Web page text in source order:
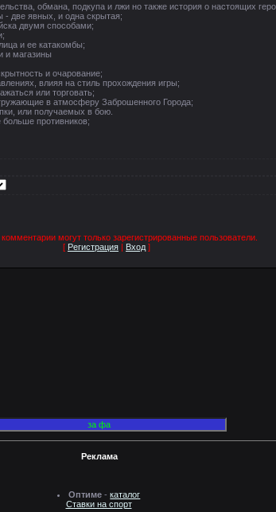
обмана, подкупа и лжи но также история о настоящих
- две явных, и одна скрытая;
двумя способами;
и ее катакомбы;
и магазины
и очарование;
влияя на стиль прохождения игры;
или торговать;
в атмосферу Заброшенного Города;
или получаемых в бою.
противников;
могут только зарегистрированные пользователи.
[ Регистрация | Вход ]
Реклама
Оптиме -каталог
Ставки на спорт